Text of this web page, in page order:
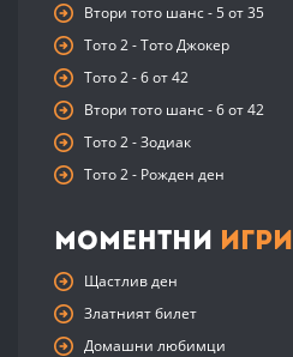
Втори тото шанс - 5 от 35
Тото 2 - Тото Джокер
Тото 2 - 6 от 42
Втори тото шанс - 6 от 42
Тото 2 - Зодиак
Тото 2 - Рожден ден
Моментни Игри
Щастлив ден
Златният билет
Домашни любимци